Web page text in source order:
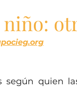
según quien